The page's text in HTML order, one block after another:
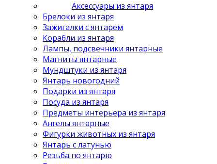
Аксессуары из янтаря
Брелоки из янтаря
Зажигалки с янтарем
Корабли из янтаря
Лампы, подсвечники янтарные
Магниты янтарные
Мундштуки из янтаря
Янтарь новогодний
Подарки из янтаря
Посуда из янтаря
Предметы интерьера из янтаря
Ангелы янтарные
Фигурки животных из янтаря
Янтарь с латунью
Резьба по янтарю